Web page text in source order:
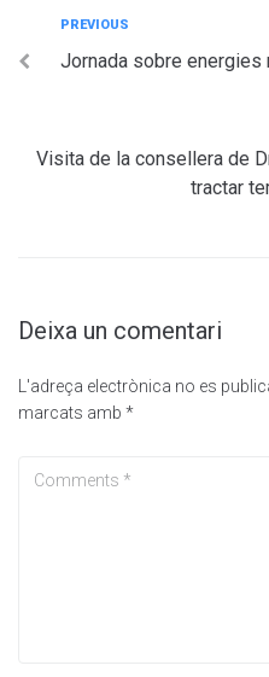
Navegació
d'entrades
Previous
PREVIOUS
Jornada sobre energies
Visita de la consellera de
tractar
Deixa un comentari
L'adreça electrònica no es
marcats amb *